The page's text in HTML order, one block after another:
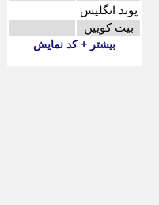
پوند انگلیس
بیت کویین
بیشتر + کد نمایش